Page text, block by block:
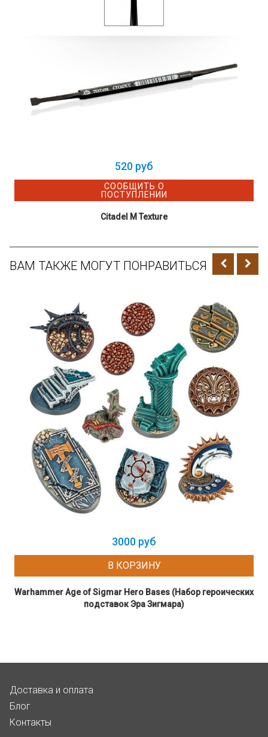
520 руб
СООБЩИТЬ О
ПОСТУПЛЕНИИ
Citadel M Texture
ВАМ ТАКЖЕ МОГУТ ПОНРАВИТЬСЯ
3000 руб
В КОРЗИНУ
Warhammer Age of Sigmar Hero Bases (Набор героических
подставок Эра Зигмара)
Доставка и оплата
Блог
Контакты